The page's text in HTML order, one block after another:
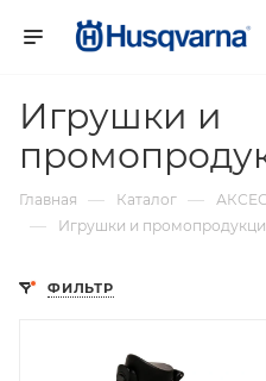
Игрушки и
Главная — Каталог —
— Игрушки и
ФИЛЬТР